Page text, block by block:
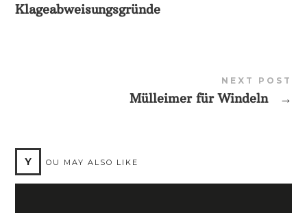
Klageabweisungsgründe
NEXT POST
Mülleimer für Windeln →
Y OU MAY ALSO LIKE